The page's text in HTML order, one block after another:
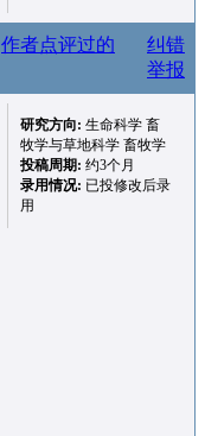
作者点评过的
纠错
举报
研究方向: 生命科学 畜
牧学与草地科学 畜牧学
投稿周期: 约3个月
录用情况: 已投修改后录
用